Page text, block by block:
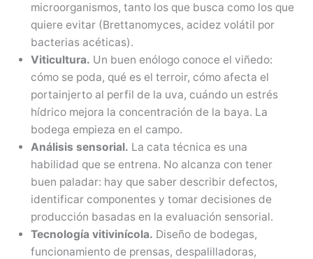
microorganismos, tanto los que busca como los que
quiere evitar (Brettanomyces, acidez volátil por
bacterias acéticas).
Viticultura. Un buen enólogo conoce el viñedo:
cómo se poda, qué es el terroir, cómo afecta el
portainjerto al perfil de la uva, cuándo un estrés
hídrico mejora la concentración de la baya. La
bodega empieza en el campo.
Análisis sensorial. La cata técnica es una
habilidad que se entrena. No alcanza con tener
buen paladar: hay que saber describir defectos,
identificar componentes y tomar decisiones de
producción basadas en la evaluación sensorial.
Tecnología vitivinícola. Diseño de bodegas,
funcionamiento de prensas, despalilladoras,